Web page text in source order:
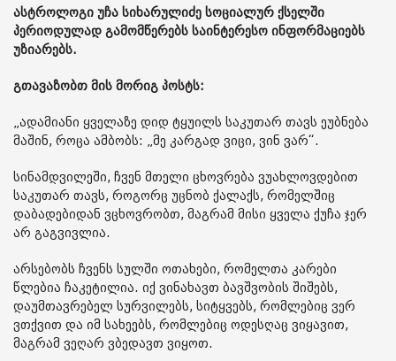
ასტროლოგი უჩა სიხარულიძე სოციალურ ქსელში
პერიოდულად გამომწერებს საინტერესო ინფორმაციებს
უზიარებს.
გთავაზობთ მის მორიგ პოსტს:
„ადამიანი ყველაზე დიდ ტყუილს საკუთარ თავს ეუბნება
მაშინ, როცა ამბობს: „მე კარგად ვიცი, ვინ ვარ“.
სინამდვილეში, ჩვენ მთელი ცხოვრება ვუახლოვდებით
საკუთარ თავს, როგორც უცნობ ქალაქს, რომელშიც
დაბადებიდან ვცხოვრობთ, მაგრამ მისი ყველა ქუჩა ჯერ
არ გაგვივლია.
არსებობს ჩვენს სულში ოთახები, რომელთა კარები
წლებია ჩაკეტილია. იქ ვინახავთ ბავშვობის შიშებს,
დაუმთავრებელ სურვილებს, სიტყვებს, რომლებიც ვერ
ვთქვით და იმ სახეებს, რომლებიც ოდესღაც ვიყავით,
მაგრამ ვეღარ ვბედავთ ვიყოთ.